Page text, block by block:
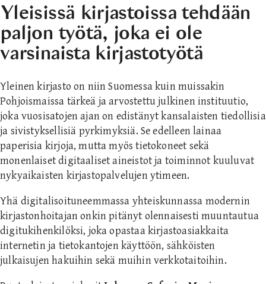
Yleisissä kirjastoissa tehdään
paljon työtä, joka ei ole
varsinaista kirjastotyötä
Yleinen kirjasto on niin Suomessa kuin muissakin
Pohjoismaissa tärkeä ja arvostettu julkinen instituutio,
joka vuosisatojen ajan on edistänyt kansalaisten tiedollisia
ja sivistyksellisiä pyrkimyksiä. Se edelleen lainaa
paperisia kirjoja, mutta myös tietokoneet sekä
monenlaiset digitaaliset aineistot ja toiminnot kuuluvat
nykyaikaisten kirjastopalvelujen ytimeen.
Yhä digitalisoituneemmassa yhteiskunnassa modernin
kirjastonhoitajan onkin pitänyt olennaisesti muuntautua
digitukihenkilöksi, joka opastaa kirjastoasiakkaita
internetin ja tietokantojen käyttöön, sähköisten
julkaisujen hakuihin sekä muihin verkkotaitoihin.